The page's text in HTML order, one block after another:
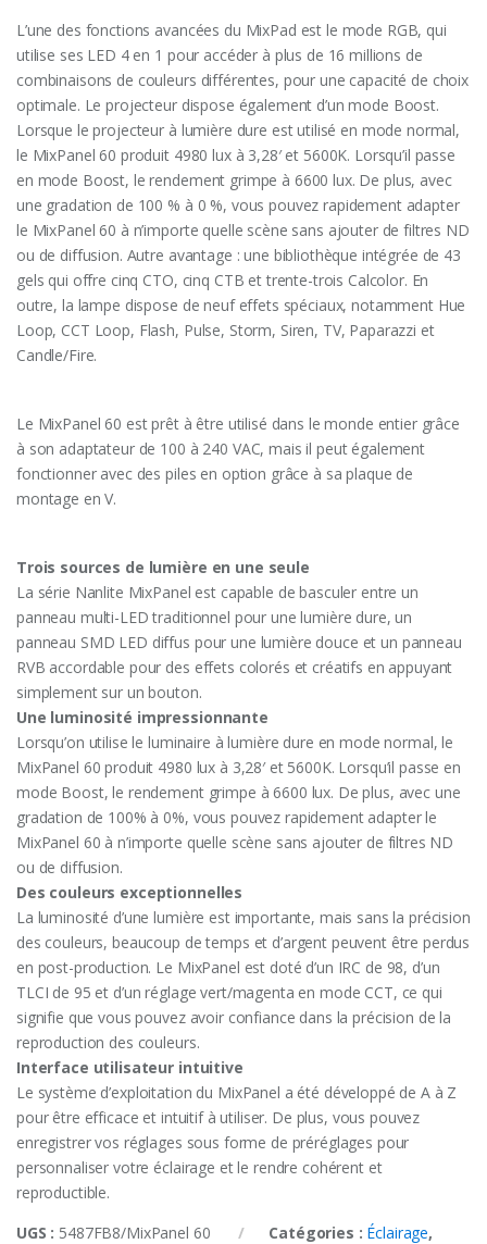
L’une des fonctions avancées du MixPad est le mode RGB, qui
utilise ses LED 4 en 1 pour accéder à plus de 16 millions de
combinaisons de couleurs différentes, pour une capacité de choix
optimale. Le projecteur dispose également d’un mode Boost.
Lorsque le projecteur à lumière dure est utilisé en mode normal,
le MixPanel 60 produit 4980 lux à 3,28′ et 5600K. Lorsqu’il passe
en mode Boost, le rendement grimpe à 6600 lux. De plus, avec
une gradation de 100 % à 0 %, vous pouvez rapidement adapter
le MixPanel 60 à n’importe quelle scène sans ajouter de filtres ND
ou de diffusion. Autre avantage : une bibliothèque intégrée de 43
gels qui offre cinq CTO, cinq CTB et trente-trois Calcolor. En
outre, la lampe dispose de neuf effets spéciaux, notamment Hue
Loop, CCT Loop, Flash, Pulse, Storm, Siren, TV, Paparazzi et
Candle/Fire.
Le MixPanel 60 est prêt à être utilisé dans le monde entier grâce
à son adaptateur de 100 à 240 VAC, mais il peut également
fonctionner avec des piles en option grâce à sa plaque de
montage en V.
Trois sources de lumière en une seule
La série Nanlite MixPanel est capable de basculer entre un
panneau multi-LED traditionnel pour une lumière dure, un
panneau SMD LED diffus pour une lumière douce et un panneau
RVB accordable pour des effets colorés et créatifs en appuyant
simplement sur un bouton.
Une luminosité impressionnante
Lorsqu’on utilise le luminaire à lumière dure en mode normal, le
MixPanel 60 produit 4980 lux à 3,28′ et 5600K. Lorsqu’il passe en
mode Boost, le rendement grimpe à 6600 lux. De plus, avec une
gradation de 100% à 0%, vous pouvez rapidement adapter le
MixPanel 60 à n’importe quelle scène sans ajouter de filtres ND
ou de diffusion.
Des couleurs exceptionnelles
La luminosité d’une lumière est importante, mais sans la précision
des couleurs, beaucoup de temps et d’argent peuvent être perdus
en post-production. Le MixPanel est doté d’un IRC de 98, d’un
TLCI de 95 et d’un réglage vert/magenta en mode CCT, ce qui
signifie que vous pouvez avoir confiance dans la précision de la
reproduction des couleurs.
Interface utilisateur intuitive
Le système d’exploitation du MixPanel a été développé de A à Z
pour être efficace et intuitif à utiliser. De plus, vous pouvez
enregistrer vos réglages sous forme de préréglages pour
personnaliser votre éclairage et le rendre cohérent et
reproductible.
UGS : 5487FB8/MixPanel 60 Catégories : Éclairage,